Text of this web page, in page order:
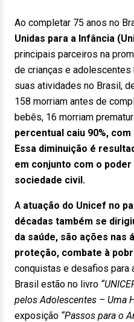
Ao completar 75 anos no
Unidas para a Infância
principais parceiros na
de crianças e
suas atividades no Brasil,
158 morriam antes de
bebês, 16 morriam
percentual caiu 90%,
Essa diminuição é
em conjunto com o
sociedade civil.
A atuação do Unicef no
décadas também se
da saúde, são ações nas
proteção, combate à
conquistas e desafios para
Brasil estão no livro
pelos Adolescentes – Uma
exposição “Passos para o